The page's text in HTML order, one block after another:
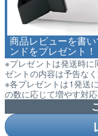
商品レビューを書
ンドをプレゼント！
※プレゼントは発送時
ゼントの内容は予告な
※各プレゼントは1発送
の数に応じて増やす対